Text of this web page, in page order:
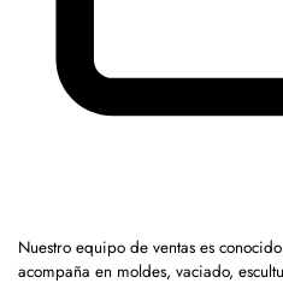
Nuestro equipo de ventas es
acompaña en moldes, vaciado,